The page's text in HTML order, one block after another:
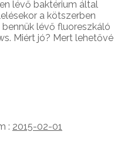
lévő baktérium által
a kötszerben
lévő fluoreszkáló
Miért jó? Mert lehetővé
: 2015-02-01